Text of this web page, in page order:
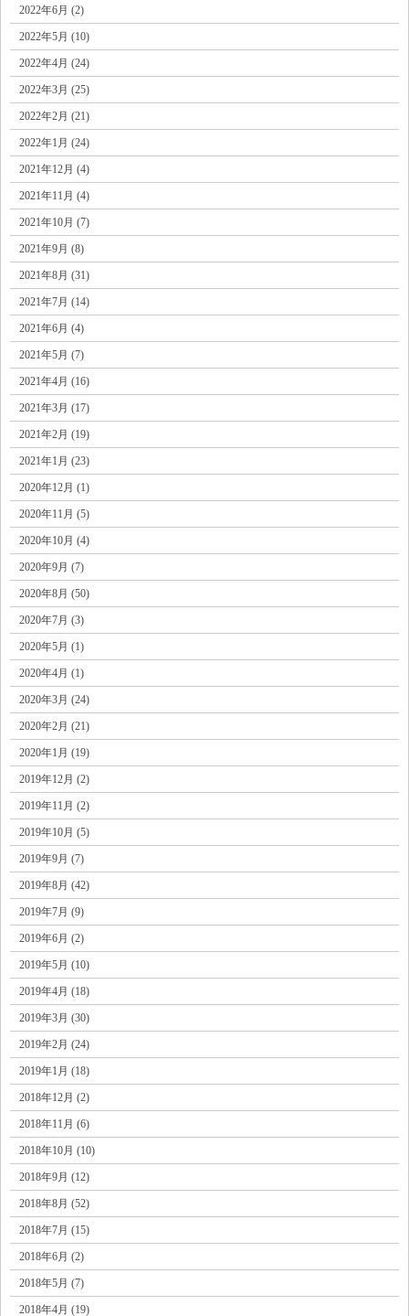
2022年6月 (2)
2022年5月 (10)
2022年4月 (24)
2022年3月 (25)
2022年2月 (21)
2022年1月 (24)
2021年12月 (4)
2021年11月 (4)
2021年10月 (7)
2021年9月 (8)
2021年8月 (31)
2021年7月 (14)
2021年6月 (4)
2021年5月 (7)
2021年4月 (16)
2021年3月 (17)
2021年2月 (19)
2021年1月 (23)
2020年12月 (1)
2020年11月 (5)
2020年10月 (4)
2020年9月 (7)
2020年8月 (50)
2020年7月 (3)
2020年5月 (1)
2020年4月 (1)
2020年3月 (24)
2020年2月 (21)
2020年1月 (19)
2019年12月 (2)
2019年11月 (2)
2019年10月 (5)
2019年9月 (7)
2019年8月 (42)
2019年7月 (9)
2019年6月 (2)
2019年5月 (10)
2019年4月 (18)
2019年3月 (30)
2019年2月 (24)
2019年1月 (18)
2018年12月 (2)
2018年11月 (6)
2018年10月 (10)
2018年9月 (12)
2018年8月 (52)
2018年7月 (15)
2018年6月 (2)
2018年5月 (7)
2018年4月 (19)